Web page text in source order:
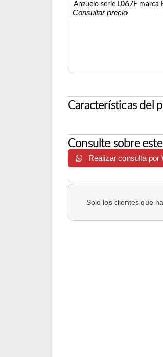
Anzuelo serie L067F marca
Consultar precio
Características del
Consulte sobre
Realizar consulta por
Solo los clientes que